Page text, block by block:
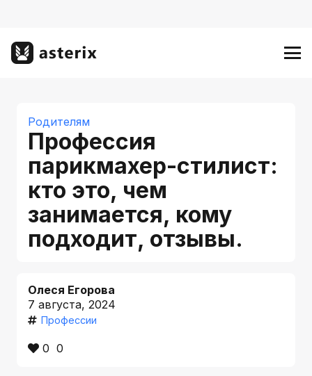
Родителям
Профессия
парикмахер-стилист:
кто это, чем
занимается, кому
подходит, отзывы.
Олеся Егорова
7 августа, 2024
Профессии
0 0